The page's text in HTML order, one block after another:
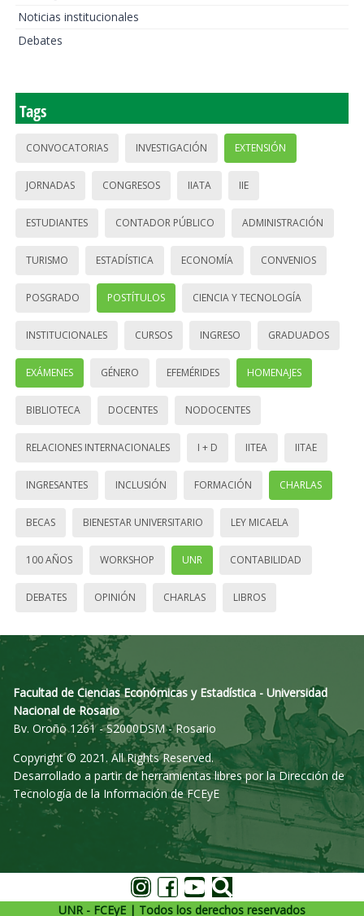
Noticias institucionales
Debates
Tags
CONVOCATORIAS INVESTIGACIÓN EXTENSIÓN
JORNADAS CONGRESOS IIATA IIE
ESTUDIANTES CONTADOR PÚBLICO ADMINISTRACIÓN
TURISMO ESTADÍSTICA ECONOMÍA CONVENIOS
POSGRADO POSTÍTULOS CIENCIA Y TECNOLOGÍA
INSTITUCIONALES CURSOS INGRESO GRADUADOS
EXÁMENES GÉNERO EFEMÉRIDES HOMENAJES
BIBLIOTECA DOCENTES NODOCENTES
RELACIONES INTERNACIONALES I + D IITEA IITAE
INGRESANTES INCLUSIÓN FORMACIÓN CHARLAS
BECAS BIENESTAR UNIVERSITARIO LEY MICAELA
100 AÑOS WORKSHOP UNR CONTABILIDAD
DEBATES OPINIÓN CHARLAS LIBROS
Facultad de Ciencias Económicas y Estadística - Universidad
Nacional de Rosario
Bv. Oroño 1261 - S2000DSM - Rosario
Copyright © 2021. All Rights Reserved.
Desarrollado a partir de herramientas libres por la Dirección de
Tecnología de la Información de FCEyE
UNR - FCEyE | Todos los derechos reservados